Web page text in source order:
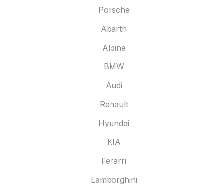
Porsche
Abarth
Alpine
BMW
Audi
Renault
Hyundai
KIA
Ferarri
Lamborghini